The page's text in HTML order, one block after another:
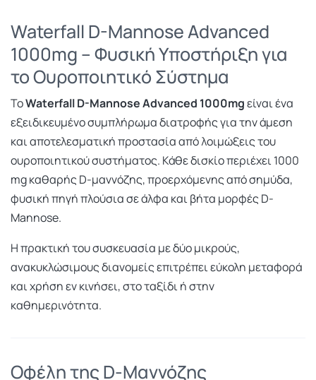
Waterfall D-Mannose Advanced
1000mg – Φυσική Υποστήριξη για
το Ουροποιητικό Σύστημα
ΤοWaterfall D-Mannose Advanced 1000mgείναι ένα
εξειδικευμένο συμπλήρωμα διατροφής για την άμεση
και αποτελεσματική προστασία από λοιμώξεις του
ουροποιητικού συστήματος. Κάθε δισκίο περιέχει 1000
mg καθαρής D-μαννόζης, προερχόμενης από σημύδα,
φυσική πηγή πλούσια σε άλφα και βήτα μορφές D-
Mannose.
Η πρακτική του συσκευασία με δύο μικρούς,
ανακυκλώσιμους διανομείς επιτρέπει εύκολη μεταφορά
και χρήση εν κινήσει, στο ταξίδι ή στην
καθημερινότητα.
Οφέλη της D-Μαννόζης